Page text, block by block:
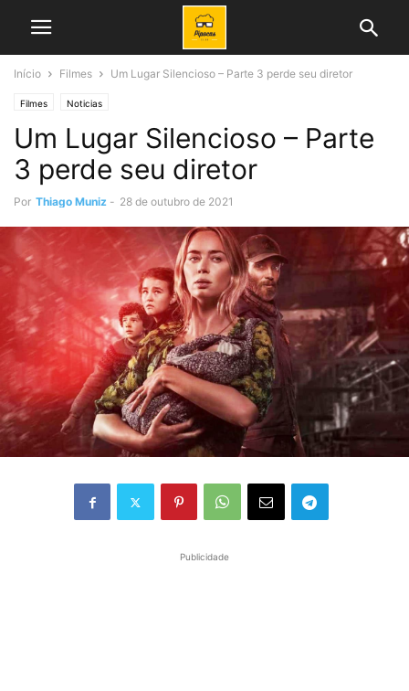
Início Filmes Um Lugar Silencioso – Parte 3 perde seu diretor
Filmes Noticias
Um Lugar Silencioso – Parte
3 perde seu diretor
Por Thiago Muniz - 28 de outubro de 2021
Publicidade